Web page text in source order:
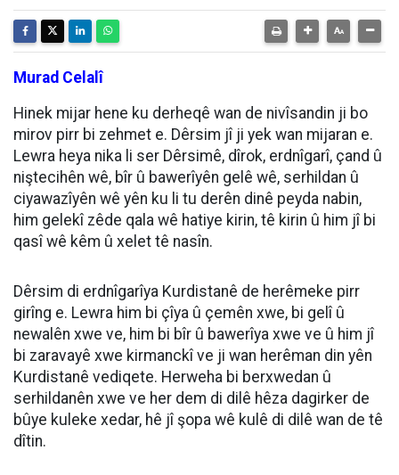
Murad Celalî
Hinek mijar hene ku derheqê wan de nivîsandin ji bo
mirov pirr bi zehmet e. Dêrsim jî ji yek wan mijaran e.
Lewra heya nika li ser Dêrsimê, dîrok, erdnîgarî, çand û
niştecihên wê, bîr û bawerîyên gelê wê, serhildan û
ciyawazîyên wê yên ku li tu derên dinê peyda nabin,
him gelekî zêde qala wê hatiye kirin, tê kirin û him jî bi
qasî wê kêm û xelet tê nasîn.
Dêrsim di erdnîgarîya Kurdistanê de herêmeke pirr
girîng e. Lewra him bi çîya û çemên xwe, bi gelî û
newalên xwe ve, him bi bîr û bawerîya xwe ve û him jî
bi zaravayê xwe kirmanckî ve ji wan herêman din yên
Kurdistanê vediqete. Herweha bi berxwedan û
serhildanên xwe ve her dem di dilê hêza dagirker de
bûye kuleke xedar, hê jî şopa wê kulê di dilê wan de tê
dîtin.